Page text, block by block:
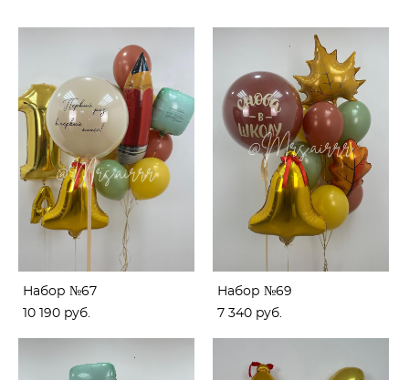
Набор №67
10 190 pуб.
Набор №69
7 340 pуб.